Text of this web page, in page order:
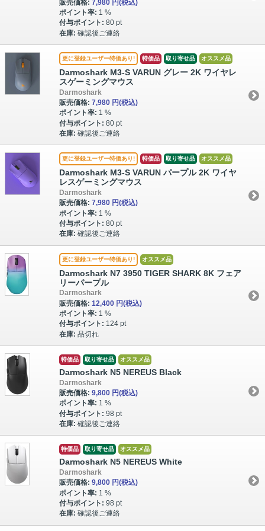
販売価格: 7,980 円(税込)
ポイント率: 1 %
付与ポイント: 80 pt
在庫: 確認後ご連絡
更に登録ユーザー特価あり! 特価品 取り寄せ品 オススメ品
Darmoshark M3-S VARUN グレー 2K ワイヤレ
スゲーミングマウス
Darmoshark
販売価格: 7,980 円(税込)
ポイント率: 1 %
付与ポイント: 80 pt
在庫: 確認後ご連絡
更に登録ユーザー特価あり! 特価品 取り寄せ品 オススメ品
Darmoshark M3-S VARUN パープル 2K ワイヤ
レスゲーミングマウス
Darmoshark
販売価格: 7,980 円(税込)
ポイント率: 1 %
付与ポイント: 80 pt
在庫: 確認後ご連絡
更に登録ユーザー特価あり! オススメ品
Darmoshark N7 3950 TIGER SHARK 8K フェア
リーパープル
Darmoshark
販売価格: 12,400 円(税込)
ポイント率: 1 %
付与ポイント: 124 pt
在庫: 品切れ
特価品 取り寄せ品 オススメ品
Darmoshark N5 NEREUS Black
Darmoshark
販売価格: 9,800 円(税込)
ポイント率: 1 %
付与ポイント: 98 pt
在庫: 確認後ご連絡
特価品 取り寄せ品 オススメ品
Darmoshark N5 NEREUS White
Darmoshark
販売価格: 9,800 円(税込)
ポイント率: 1 %
付与ポイント: 98 pt
在庫: 確認後ご連絡